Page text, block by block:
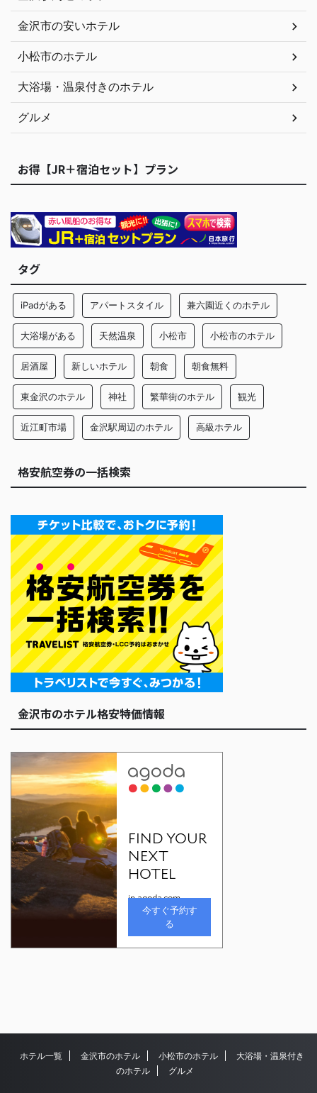
金沢市の安いホテル
小松市のホテル
大浴場・温泉付きのホテル
グルメ
お得【JR＋宿泊セット】プラン
タグ
iPadがある アパートスタイル 兼六園近くのホテル
大浴場がある 天然温泉 小松市 小松市のホテル
居酒屋 新しいホテル 朝食 朝食無料
東金沢のホテル 神社 繁華街のホテル 観光
近江町市場 金沢駅周辺のホテル 高級ホテル
格安航空券の一括検索
金沢市のホテル格安特価情報
ホテル一覧 金沢市のホテル 小松市のホテル
大浴場・温泉付き
のホテル
グルメ